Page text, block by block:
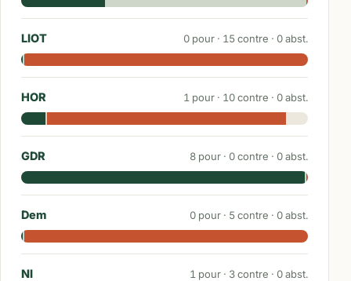
LIOT 0 pour · 15contre · 0abst.
HOR 1 pour · 10contre · 0abst.
GDR 8 pour · 0contre · 0abst.
Dem 0 pour · 5contre · 0abst.
NI 1 pour · 3contre · 0abst.